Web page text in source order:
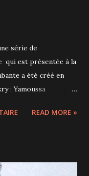
série de
qui est présentée à la
a été créé en
: Yamoussa
autres
africaine. Danse
READ MORE »